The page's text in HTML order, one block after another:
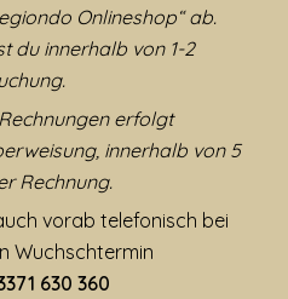
Onlineshop“ ab.
du innerhalb von 1-2
erfolgt
innerhalb von 5
Rechnung.
vorab telefonisch bei
Wuchschtermin
630 360